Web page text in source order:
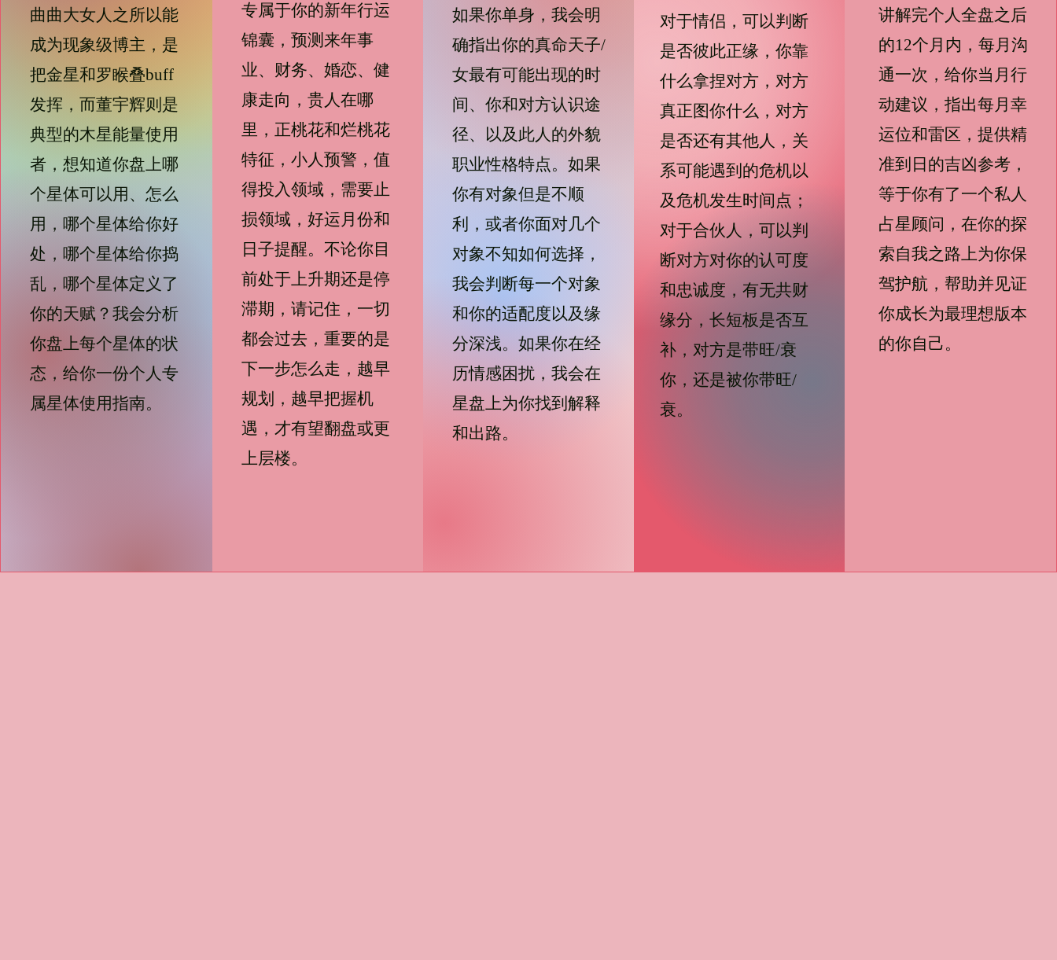
曲曲大女人之所以能
成为现象级博主，是
把金星和罗睺叠buff
发挥，而董宇辉则是
典型的木星能量使用
者，想知道你盘上哪
个星体可以用、怎么
用，哪个星体给你好
处，哪个星体给你捣
乱，哪个星体定义了
你的天赋？我会分析
你盘上每个星体的状
态，给你一份个人专
属星体使用指南。
专属于你的新年行运
锦囊，预测来年事
业、财务、婚恋、健
康走向，贵人在哪
里，正桃花和烂桃花
特征，小人预警，值
得投入领域，需要止
损领域，好运月份和
日子提醒。不论你目
前处于上升期还是停
滞期，请记住，一切
都会过去，重要的是
下一步怎么走，越早
规划，越早把握机
遇，才有望翻盘或更
上层楼。
​如果你单身，我会明
确指出你的真命天子/
女最有可能出现的时
间、你和对方认识途
径、以及此人的外貌
职业性格特点。如果
你有对象但是不顺
利，或者你面对几个
对象不知如何选择，
我会判断每一个对象
和你的适配度以及缘
分深浅。如果你在经
历情感困扰，我会在
星盘上为你找到解释
和出路。
​​对于情侣，可以判断
是否彼此正缘，你靠
什么拿捏对方，对方
真正图你什么，对方
是否还有其他人，关
系可能遇到的危机以
及危机发生时间点；
对于合伙人，可以判
断对方对你的认可度
和忠诚度，有无共财
缘分，长短板是否互
补，对方是带旺/衰
你，还是被你带旺/
衰。
讲解完个人全盘之后
的12个月内，每月沟
通一次，给你当月行
动建议，指出每月幸
运位和雷区，提供精
准到日的吉凶参考，
等于你有了一个私人
占星顾问，在你的探
索自我之路上为你保
驾护航，帮助并见证
你成长为最理想版本
的你自己。